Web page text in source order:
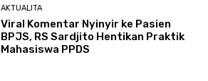
AKTUALITA
Viral Komentar Nyinyir ke Pasien
BPJS, RS Sardjito Hentikan Praktik
Mahasiswa PPDS